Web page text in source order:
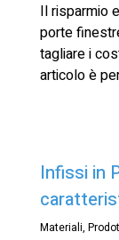
Il risparmio
porte
tagliare i
articolo è
Infissi in
Materiali,